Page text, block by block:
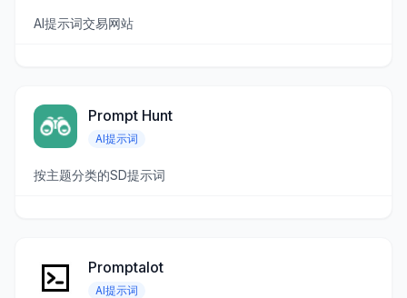
AI提示词交易网站
Prompt Hunt
AI提示词
按主题分类的SD提示词
Promptalot
AI提示词